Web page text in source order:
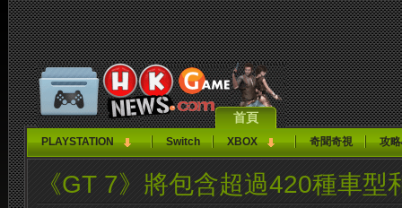
首頁
PLAYSTATION Switch XBOX 奇聞奇視 攻
《GT 7》將包含超過420種車型